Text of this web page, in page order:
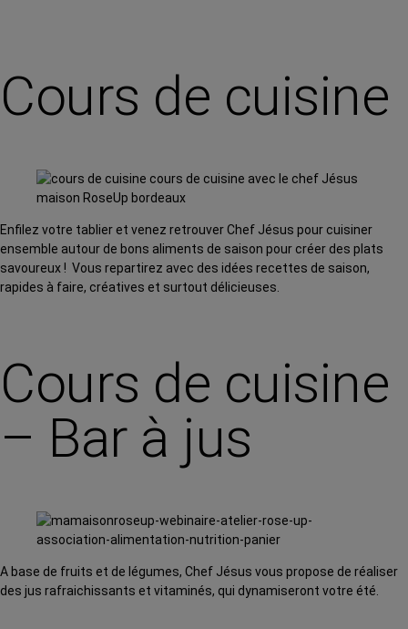
Cours de cuisine
Enfilez votre tablier et venez retrouver Chef Jésus pour cuisiner
ensemble autour de bons aliments de saison pour créer des plats
savoureux ! Vous repartirez avec des idées recettes de saison,
rapides à faire, créatives et surtout délicieuses.
Cours de cuisine
– Bar à jus
A base de fruits et de légumes, Chef Jésus vous propose de réaliser
des jus rafraichissants et vitaminés, qui dynamiseront votre été.